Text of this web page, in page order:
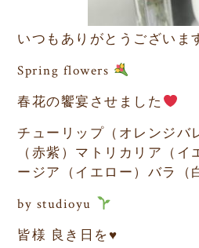
いつもありがとうございま
Spring flowers
春花の饗宴させました
チューリップ（オレンジバ
（赤紫）マトリカリア（イ
ージア（イエロー）バラ（
by studioyu
皆様 良き日を♥️